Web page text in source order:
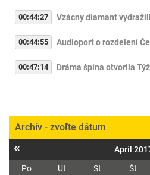
00:44:27 Vzácny diamant
00:44:55 Audioport o rozdelení
00:47:14 Dráma špina otvorila
Archív - zvoľte dátum
« Apríl
Po Ut St Št